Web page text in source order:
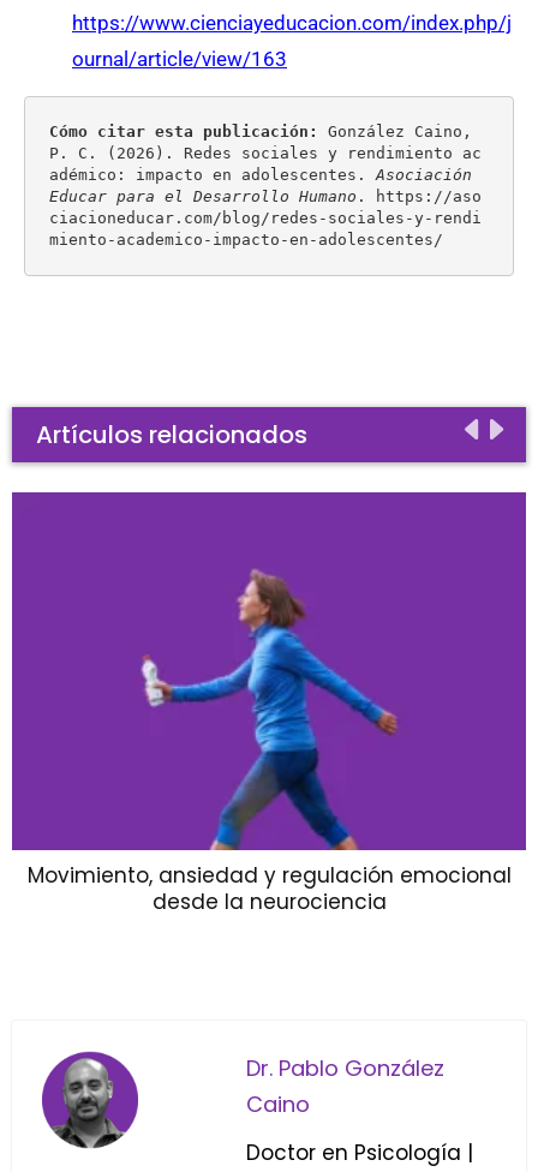
https://www.cienciayeducacion.com/index.php/j
ournal/article/view/163
Cómo citar esta publicación:
González Caino,
P. C. (2026). Redes sociales y rendimiento ac
adémico: impacto en adolescentes. Asociación
Educar para el Desarrollo Humano . https://aso
ciacioneducar.com/blog/redes-sociales-y-rendi
miento-academico-impacto-en-adolescentes/
Artículos relacionados
Movimiento, ansiedad y regulación emocional
desde la neurociencia
Dr. Pablo González
Caino
Doctor en Psicología |